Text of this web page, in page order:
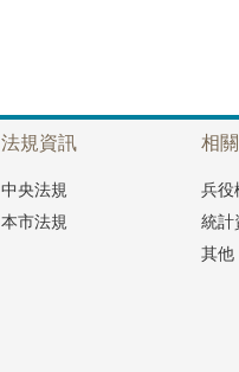
法規資訊
中央法規
本市法規
相
兵役
統計
其他